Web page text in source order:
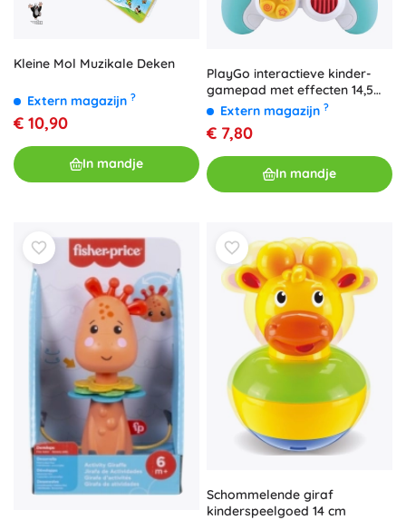
Kleine Mol Muzikale Deken
Extern magazijn ?
€ 10,90
In mandje
PlayGo interactieve kinder-
gamepad met effecten 14,5
cmExtern magazijn ?
€ 7,80
In mandje
Schommelende giraf
kinderspeelgoed 14 cm